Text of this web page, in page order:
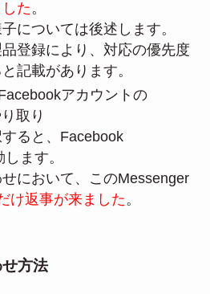
た 。
については後述します。
登録により、対応の優先度
記載があります。
アカウントの
取り
ると、Facebook
ます。
において、このMessenger
け返事が来ました。
方法